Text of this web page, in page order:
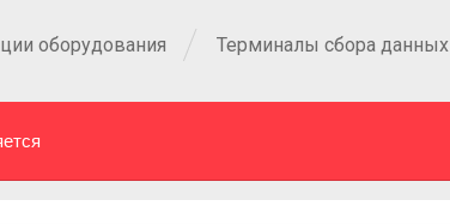
оборудования Терминалы сбора данных